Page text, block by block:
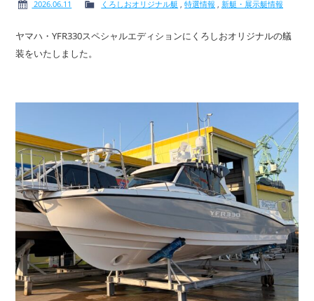
2026.06.11 くろしおオリジナル艇 ,特選情報 新艇・展示艇情報
ヤマハ・YFR330スペシャルエディションにくろしおオリジナルの艤
装をいたしました。